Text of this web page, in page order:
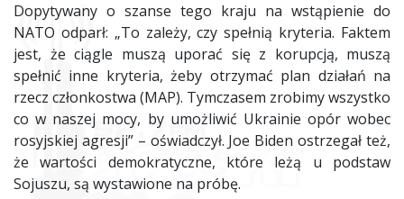
Dopytywany o szanse tego kraju na wstąpienie do
NATO odparł: „To zależy, czy spełnią kryteria. Faktem
jest, że ciągle muszą uporać się z korupcją, muszą
spełnić inne kryteria, żeby otrzymać plan działań na
rzecz członkostwa (MAP). Tymczasem zrobimy wszystko
co w naszej mocy, by umożliwić Ukrainie opór wobec
rosyjskiej agresji” – oświadczył. Joe Biden ostrzegał też,
że wartości demokratyczne, które leżą u podstaw
Sojuszu, są wystawione na próbę.